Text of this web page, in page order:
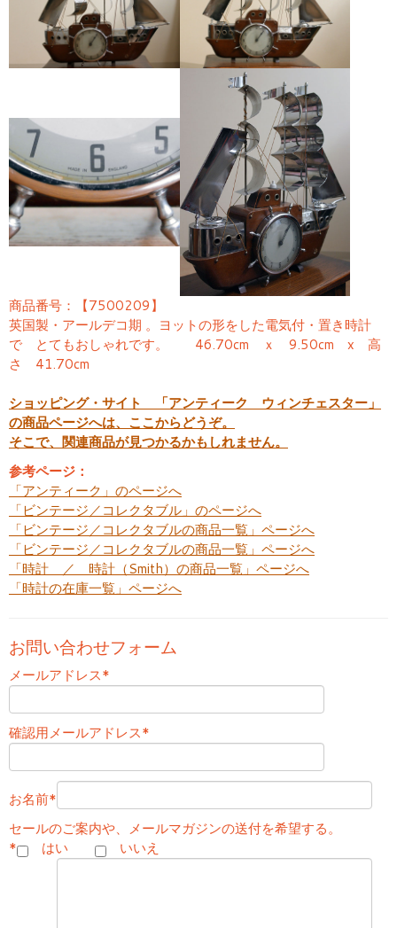
商品番号：【7500209】
英国製・アールデコ期 。ヨットの形をした電気付・置き時計
で とてもおしゃれです。 46.70cm ｘ 9.50cm x 高
さ 41.70cm
ショッピング・サイト 「アンティーク ウィンチェスター」
の商品ページへは、ここからどうぞ。
そこで、関連商品が見つかるかもしれません。
参考ページ：
「アンティーク」のページへ
「ビンテージ／コレクタブル」のページへ
「ビンテージ／コレクタブルの商品一覧」ページへ
「ビンテージ／コレクタブルの商品一覧」ページへ
「時計 ／ 時計（Smith）の商品一覧」ページへ
「時計の在庫一覧」ページへ
お問い合わせフォーム
メールアドレス*
確認用メールアドレス*
お名前*
セールのご案内や、メールマガジンの送付を希望する。
*
はい いいえ